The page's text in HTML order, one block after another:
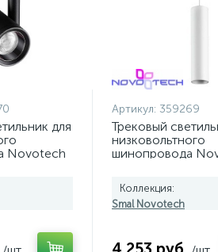
для
Novotech
Артикул: 359269
Трековый
низковольтного
шинопровода
Коллекция:
Smal Novotech